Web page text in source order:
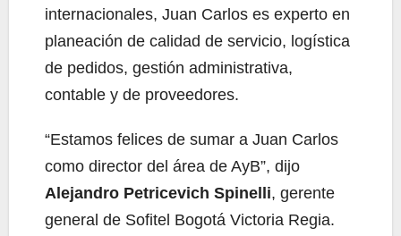
internacionales, Juan Carlos es experto en
planeación de calidad de servicio, logística
de pedidos, gestión administrativa,
contable y de proveedores.
“Estamos felices de sumar a Juan Carlos
como director del área de AyB”, dijo
Alejandro Petricevich Spinelli, gerente
general de Sofitel Bogotá Victoria Regia.